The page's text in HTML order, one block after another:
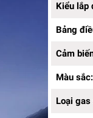
Màn hình
Kiểu lắp
Bảng
Cảm
Màu sắc:
Loại